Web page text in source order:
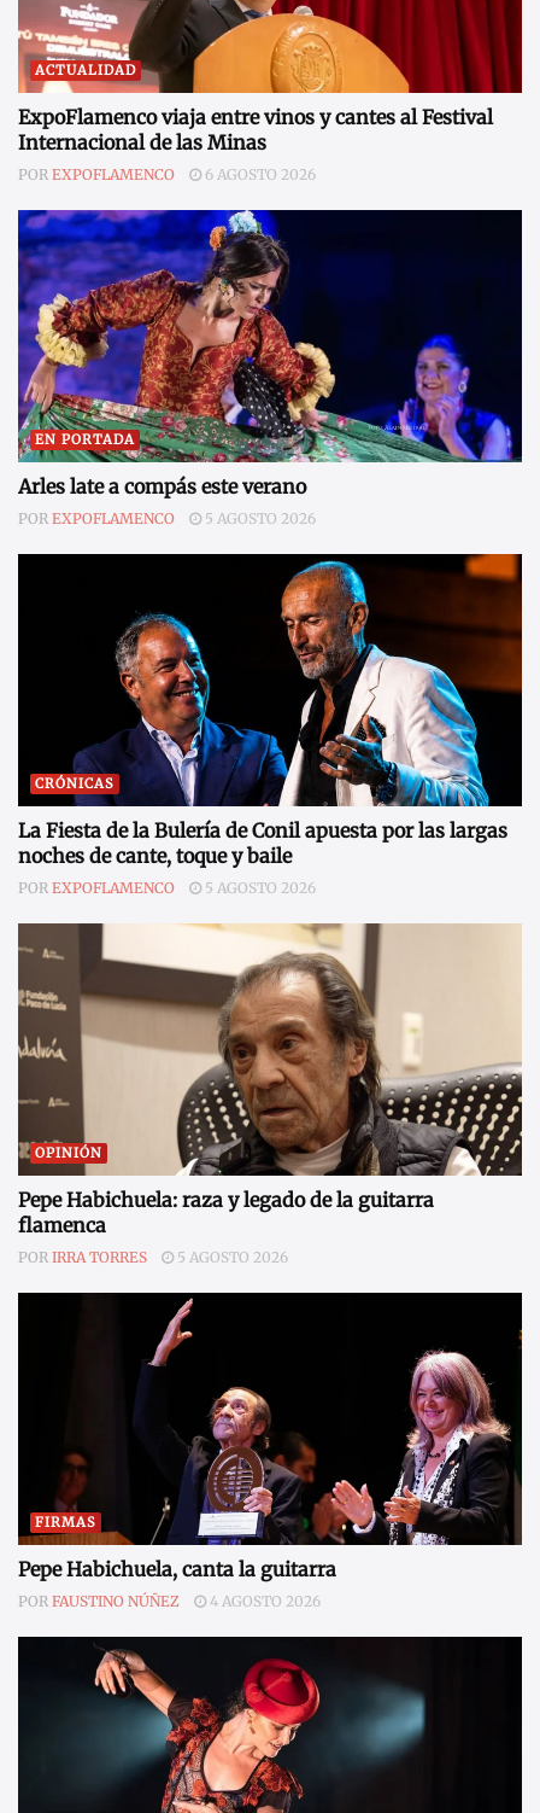
ACTUALIDAD
ExpoFlamenco viaja entre vinos y cantes al Festival
Internacional de las Minas
POR EXPOFLAMENCO 6 AGOSTO 2026
EN PORTADA
Arles late a compás este verano
POR EXPOFLAMENCO 5 AGOSTO 2026
CRÓNICAS
La Fiesta de la Bulería de Conil apuesta por las largas
noches de cante, toque y baile
POR EXPOFLAMENCO 5 AGOSTO 2026
OPINIÓN
Pepe Habichuela: raza y legado de la guitarra
flamenca
POR IRRA TORRES 5 AGOSTO 2026
FIRMAS
Pepe Habichuela, canta la guitarra
POR FAUSTINO NÚÑEZ 4 AGOSTO 2026